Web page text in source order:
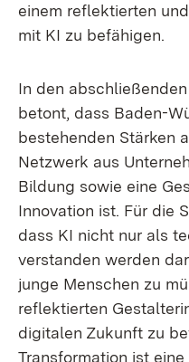
einem reflektierten
mit KI zu befähigen.
In den
betont, dass Baden-
bestehenden Stärken
Netzwerk aus
Bildung sowie eine
Innovation ist. Für die
dass KI nicht nur als
verstanden werden
junge Menschen zu
reflektierten
digitalen Zukunft zu
Transformation ist